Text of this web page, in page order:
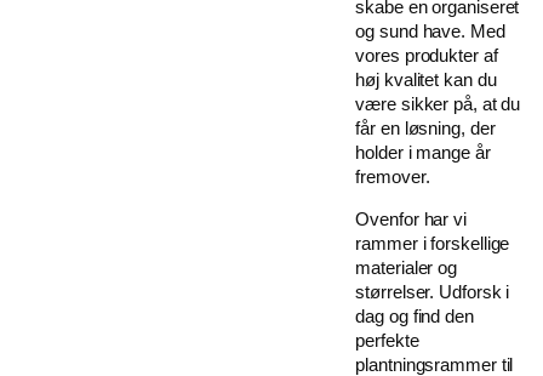
skabe en organiseret
og sund have. Med
vores produkter af
høj kvalitet kan du
være sikker på, at du
får en løsning, der
holder i mange år
fremover.
Ovenfor har vi
rammer i forskellige
materialer og
størrelser. Udforsk i
dag og find den
perfekte
plantningsrammer til